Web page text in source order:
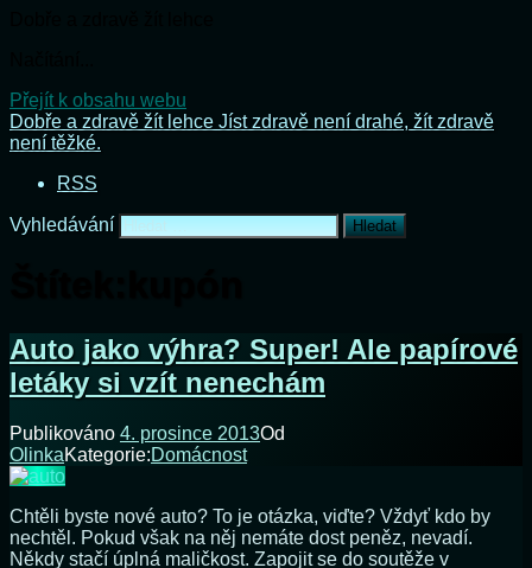
Přejít k obsahu webu
Dobře a zdravě žít lehce Jíst zdravě není drahé, žít zdravě
není těžké.
RSS
Vyhledávání
Auto jako výhra? Super! Ale papírové
letáky si vzít nenechám
Publikováno 4. prosince 2013Od
OlinkaKategorie:Domácnost
Chtěli byste nové auto? To je otázka, viďte? Vždyť kdo by
nechtěl. Pokud však na něj nemáte dost peněz, nevadí.
Někdy stačí úplná maličkost. Zapojit se do soutěže v